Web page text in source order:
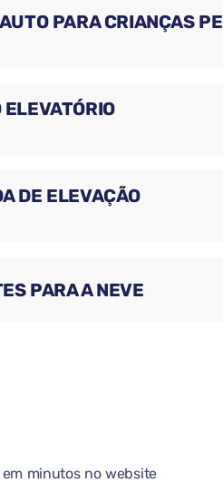
PARA CRIANÇAS
DE ELEVAÇÃO
PARA A NEVE
minutos no website